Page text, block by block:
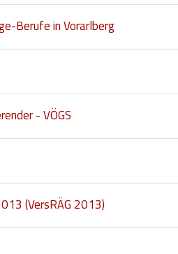
Berufe in Vorarlberg
- VÖGS
(VersRÄG 2013)